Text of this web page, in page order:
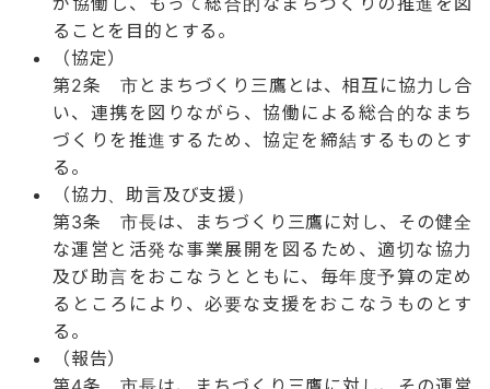
ることを目的とする。
（協定）
第2条 市とまちづくり三鷹とは、相互に協力し合
い、連携を図りながら、協働による総合的なまち
づくりを推進するため、協定を締結するものとす
る。
（協力、助言及び支援）
第3条 市長は、まちづくり三鷹に対し、その健全
な運営と活発な事業展開を図るため、適切な協力
及び助言をおこなうとともに、毎年度予算の定め
るところにより、必要な支援をおこなうものとす
る。
（報告）